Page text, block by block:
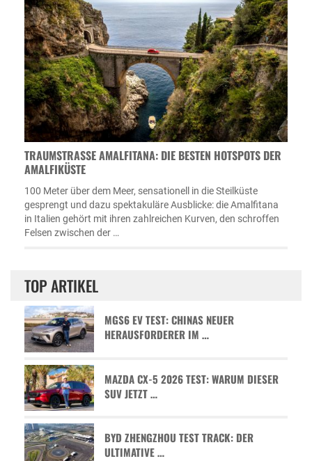
TRAUMSTRASSE AMALFITANA: DIE BESTEN HOTSPOTS DER A
MALFIKÜSTE
100 Meter über dem Meer, sensationell in die Steilküste
gesprengt und dazu spektakuläre Ausblicke: die Amalfitana
in Italien gehört mit ihren zahlreichen Kurven, den schroffen
Felsen zwischen der …
TOP ARTIKEL
MGS6 EV TEST: CHINAS NEUER
HERAUSFORDERER IM …
MAZDA CX-5 2026 TEST: WARUM DIESER
SUV JETZT …
BYD ZHENGZHOU TEST TRACK: DER
ULTIMATIVE …